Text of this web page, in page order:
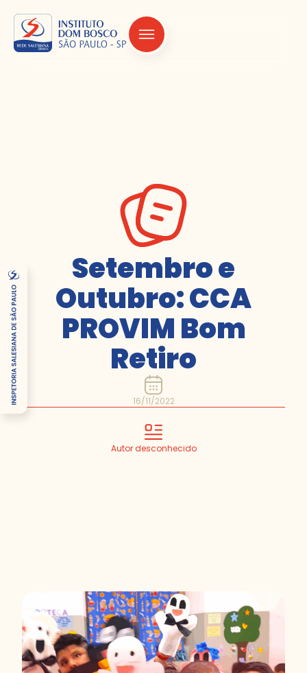
Setembro e
Outubro: CCA
PROVIM Bom
Retiro
16/11/2022
Autor desconhecido